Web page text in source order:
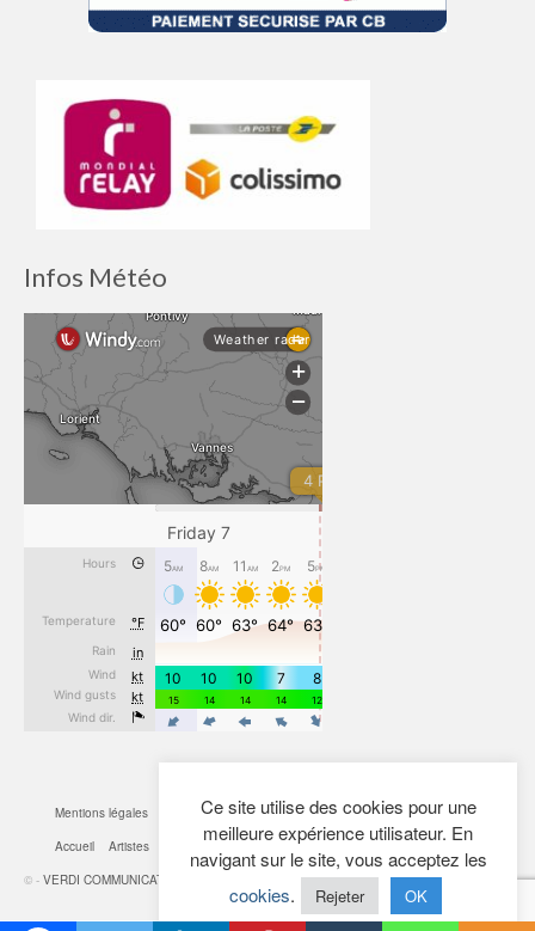
Infos Météo
Mentions légales Cookies Confidentialité Plan du site
Contact
Accueil
Artistes Actualités Boutique
Mon Compte
© - VERDI COMMUNICATION
Ce site utilise des cookies pour une
meilleure expérience utilisateur. En
navigant sur le site, vous acceptez les
cookies. Rejeter OK